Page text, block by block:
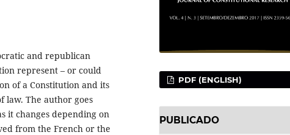
and republican
represent – or could
of a Constitution and its
law. The author goes
it changes depending on
from the French or the
PDF (ENGLISH)
PUBLICADO